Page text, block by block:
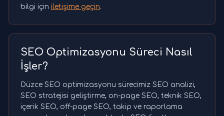
bilgi için iletişime geçin.
SEO Optimizasyonu Süreci Nasıl
İşler?
Düzce SEO optimizasyonu sürecimiz SEO analizi,
SEO stratejisi geliştirme, on-page SEO, teknik SEO,
içerik SEO, off-page SEO, takip ve raporlama